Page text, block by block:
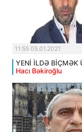
11:55 05.01.2021
YENİ İLDƏ BİÇMƏK
Hacı Bəkiroğlu